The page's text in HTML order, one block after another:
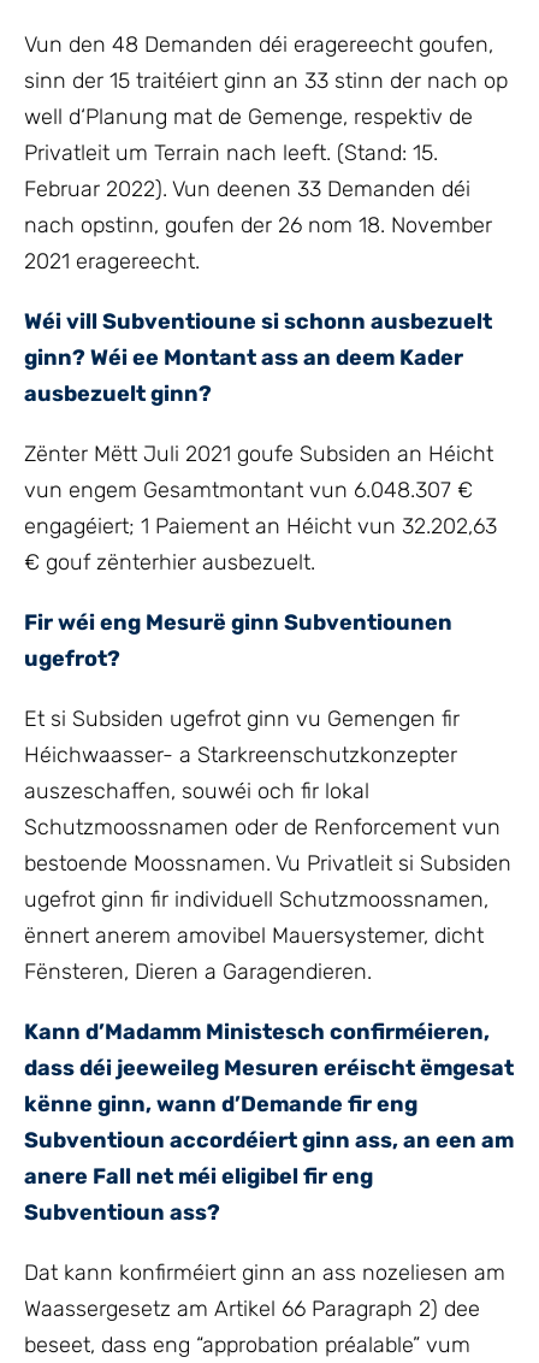
Vun den 48 Demanden déi eragereecht goufen,
sinn der 15 traitéiert ginn an 33 stinn der nach op
well d‘Planung mat de Gemenge, respektiv de
Privatleit um Terrain nach leeft. (Stand: 15.
Februar 2022). Vun deenen 33 Demanden déi
nach opstinn, goufen der 26 nom 18. November
2021 eragereecht.
Wéi vill Subventioune si schonn ausbezuelt
ginn? Wéi ee Montant ass an deem Kader
ausbezuelt ginn?
Zënter Mëtt Juli 2021 goufe Subsiden an Héicht
vun engem Gesamtmontant vun 6.048.307 €
engagéiert; 1 Paiement an Héicht vun 32.202,63
€ gouf zënterhier ausbezuelt.
Fir wéi eng Mesurë ginn Subventiounen
ugefrot?
Et si Subsiden ugefrot ginn vu Gemengen fir
Héichwaasser- a Starkreenschutzkonzepter
auszeschaffen, souwéi och fir lokal
Schutzmoossnamen oder de Renforcement vun
bestoende Moossnamen. Vu Privatleit si Subsiden
ugefrot ginn fir individuell Schutzmoossnamen,
ënnert anerem amovibel Mauersystemer, dicht
Fënsteren, Dieren a Garagendieren.
Kann d’Madamm Ministesch confirméieren,
dass déi jeeweileg Mesuren eréischt ëmgesat
kënne ginn, wann d’Demande fir eng
Subventioun accordéiert ginn ass, an een am
anere Fall net méi eligibel fir eng
Subventioun ass?
Dat kann konfirméiert ginn an ass nozeliesen am
Waassergesetz am Artikel 66 Paragraph 2) dee
beseet, dass eng “approbation préalable” vum